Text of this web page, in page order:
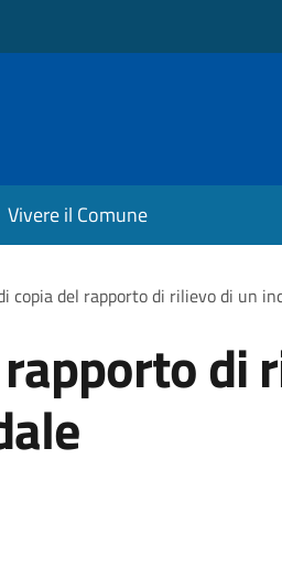
Vivere il Comune
copia del rapporto di rilievo di un
di